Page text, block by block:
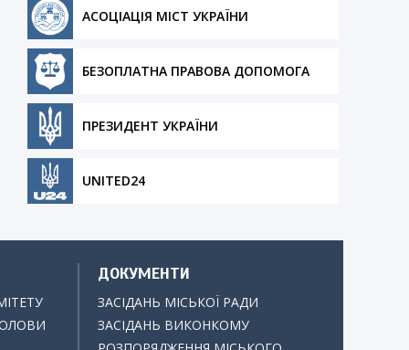
АСОЦІАЦІЯ МІСТ УКРАЇНИ
БЕЗОПЛАТНА ПРАВОВА ДОПОМОГА
ПРЕЗИДЕНТ УКРАЇНИ
UNITED24
ДОКУМЕНТИ
ЗАСІДАНЬ МІСЬКОЇ РАДИ
ЗАСІДАНЬ ВИКОНКОМУ